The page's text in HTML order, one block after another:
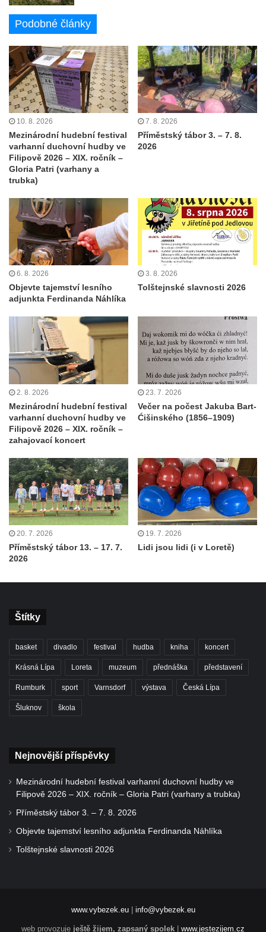
Podobné články
10. 8. 2026
Mezinárodní hudební festival
varhanní duchovní hudby ve
Filipově 2026 – XIX. ročník –
Gloria Patri (varhany a
trubka)
7. 8. 2026
Příměstský tábor 3. – 7. 8.
2026
6. 8. 2026
Objevte tajemství lesního
adjunkta Ferdinanda Náhlíka
3. 8. 2026
Tolštejnské slavnosti 2026
2. 8. 2026
Mezinárodní hudební festival
varhanní duchovní hudby ve
Filipově 2026 – XIX. ročník –
zahajovací koncert
23. 7. 2026
Večer na počest Jakuba Bart-
Ćišinského (1856–1909)
20. 7. 2026
Příměstský tábor 13. – 17. 7.
2026
19. 7. 2026
Lidi jsou lidi (i v Loretě)
Štítky
basket divadlo festival hudba kniha koncert
Krásná Lípa Loreta muzeum přednáška představení
Rumburk sport Varnsdorf výstava Česká Lípa
Šluknov škola
Nejnovější příspěvky
Mezinárodní hudební festival varhanní duchovní hudby ve
Filipově 2026 – XIX. ročník – Gloria Patri (varhany a trubka)
Příměstský tábor 3. – 7. 8. 2026
Objevte tajemství lesního adjunkta Ferdinanda Náhlíka
Tolštejnské slavnosti 2026
www.vybezek.eu| info@vybezek.eu
web provozuje ještě žijem, zapsaný spolek www.jestezijem.cz